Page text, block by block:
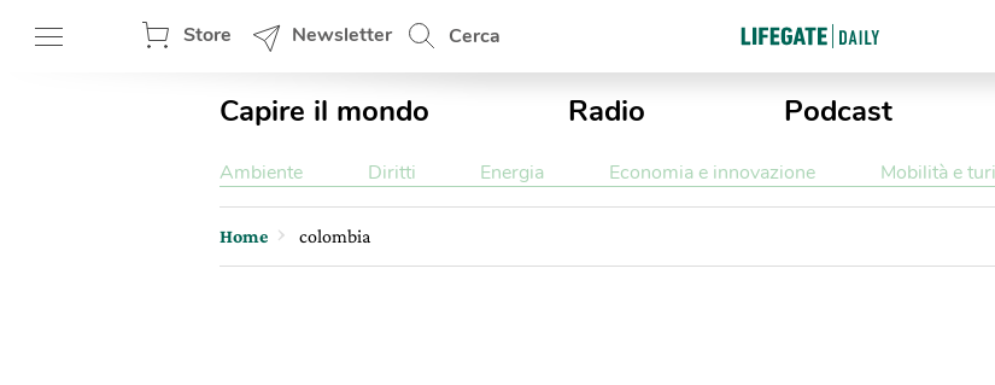
Store Newsletter Cerca
Capire il mondo Radio Podcast
Ambiente Diritti Energia Economia e innovazione Mobilità e
Home colombia